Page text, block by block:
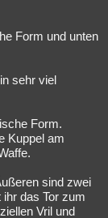
Form und unten
sehr viel
Form.
Kuppel am
sind zwei
das Tor zum
Vril und